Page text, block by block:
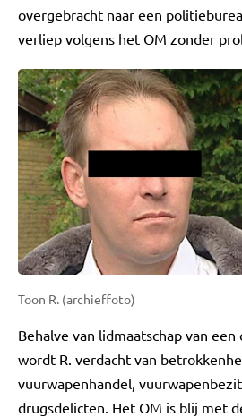
overgebracht naar een
verliep volgens het OM zonder
Toon R. (archieffoto)
Behalve van lidmaatschap van
wordt R. verdacht van
vuurwapenhandel,
drugsdelicten. Het OM is blij met